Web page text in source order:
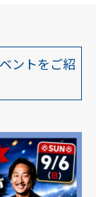
ントをご紹